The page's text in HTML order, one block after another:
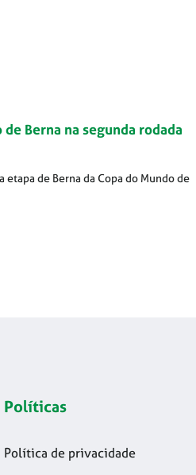
Berna na segunda rodada
de Berna da Copa do Mundo de
Políticas
Política de privacidade